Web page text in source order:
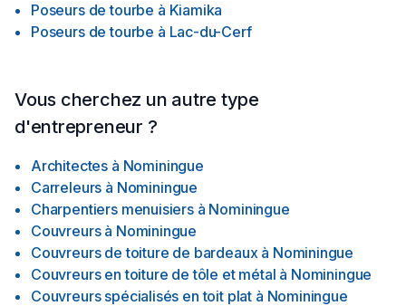
Poseurs de tourbe à Kiamika
Poseurs de tourbe à Lac-du-Cerf
Vous cherchez un autre type
d'entrepreneur ?
Architectes à Nominingue
Carreleurs à Nominingue
Charpentiers menuisiers à Nominingue
Couvreurs à Nominingue
Couvreurs de toiture de bardeaux à Nominingue
Couvreurs en toiture de tôle et métal à Nominingue
Couvreurs spécialisés en toit plat à Nominingue